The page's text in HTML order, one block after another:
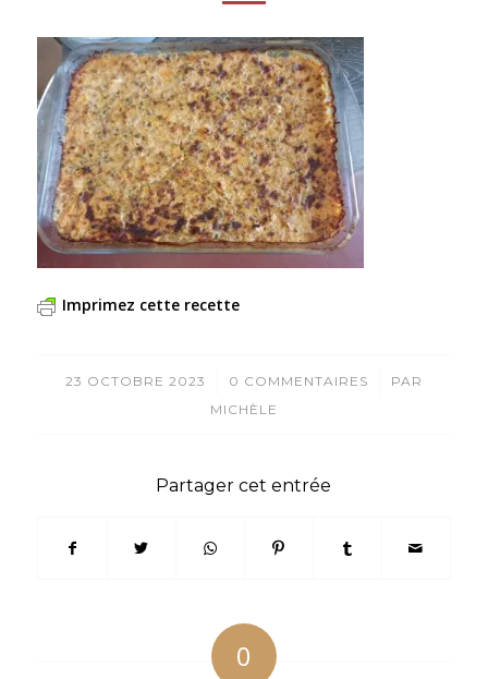
Imprimez cette recette
23 OCTOBRE 2023
/ 0 COMMENTAIRES
/
PAR
MICHÈLE
Partager cet entrée
0